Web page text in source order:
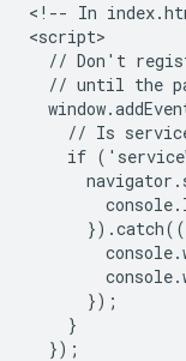
<!-- In
<script>
// Don't
// until the
// Is
if
      });
    }
  });